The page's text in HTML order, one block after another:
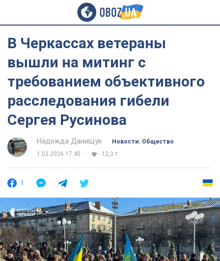
В Черкассах ветераны
вышли на митинг с
требованием объективного
расследования гибели
Сергея Русинова
Надежда Данищук
Новости. Общество
1.02.2026 17:40
12,3 т.
1